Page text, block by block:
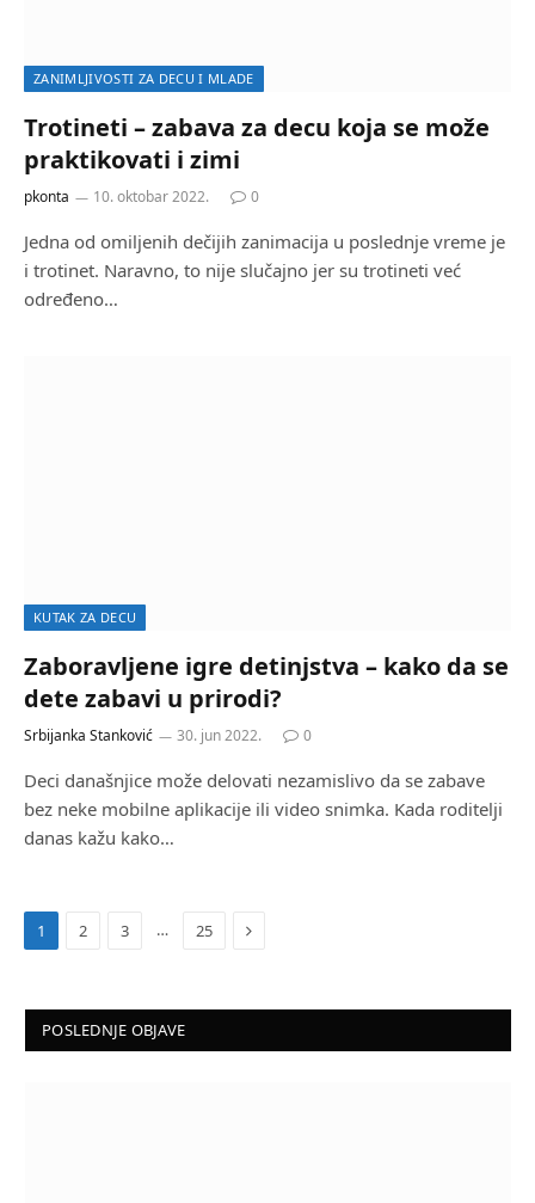
ZANIMLJIVOSTI ZA DECU I MLADE
Trotineti – zabava za decu koja se može
praktikovati i zimi
pkonta 10. oktobar 2022. 0
Jedna od omiljenih dečijih zanimacija u poslednje vreme je
i trotinet. Naravno, to nije slučajno jer su trotineti već
određeno…
KUTAK ZA DECU
Zaboravljene igre detinjstva – kako da se
dete zabavi u prirodi?
Srbijanka Stanković 30. jun 2022. 0
Deci današnjice može delovati nezamislivo da se zabave
bez neke mobilne aplikacije ili video snimka. Kada roditelji
danas kažu kako…
1 2 3 … 25 Next
POSLEDNJE OBJAVE